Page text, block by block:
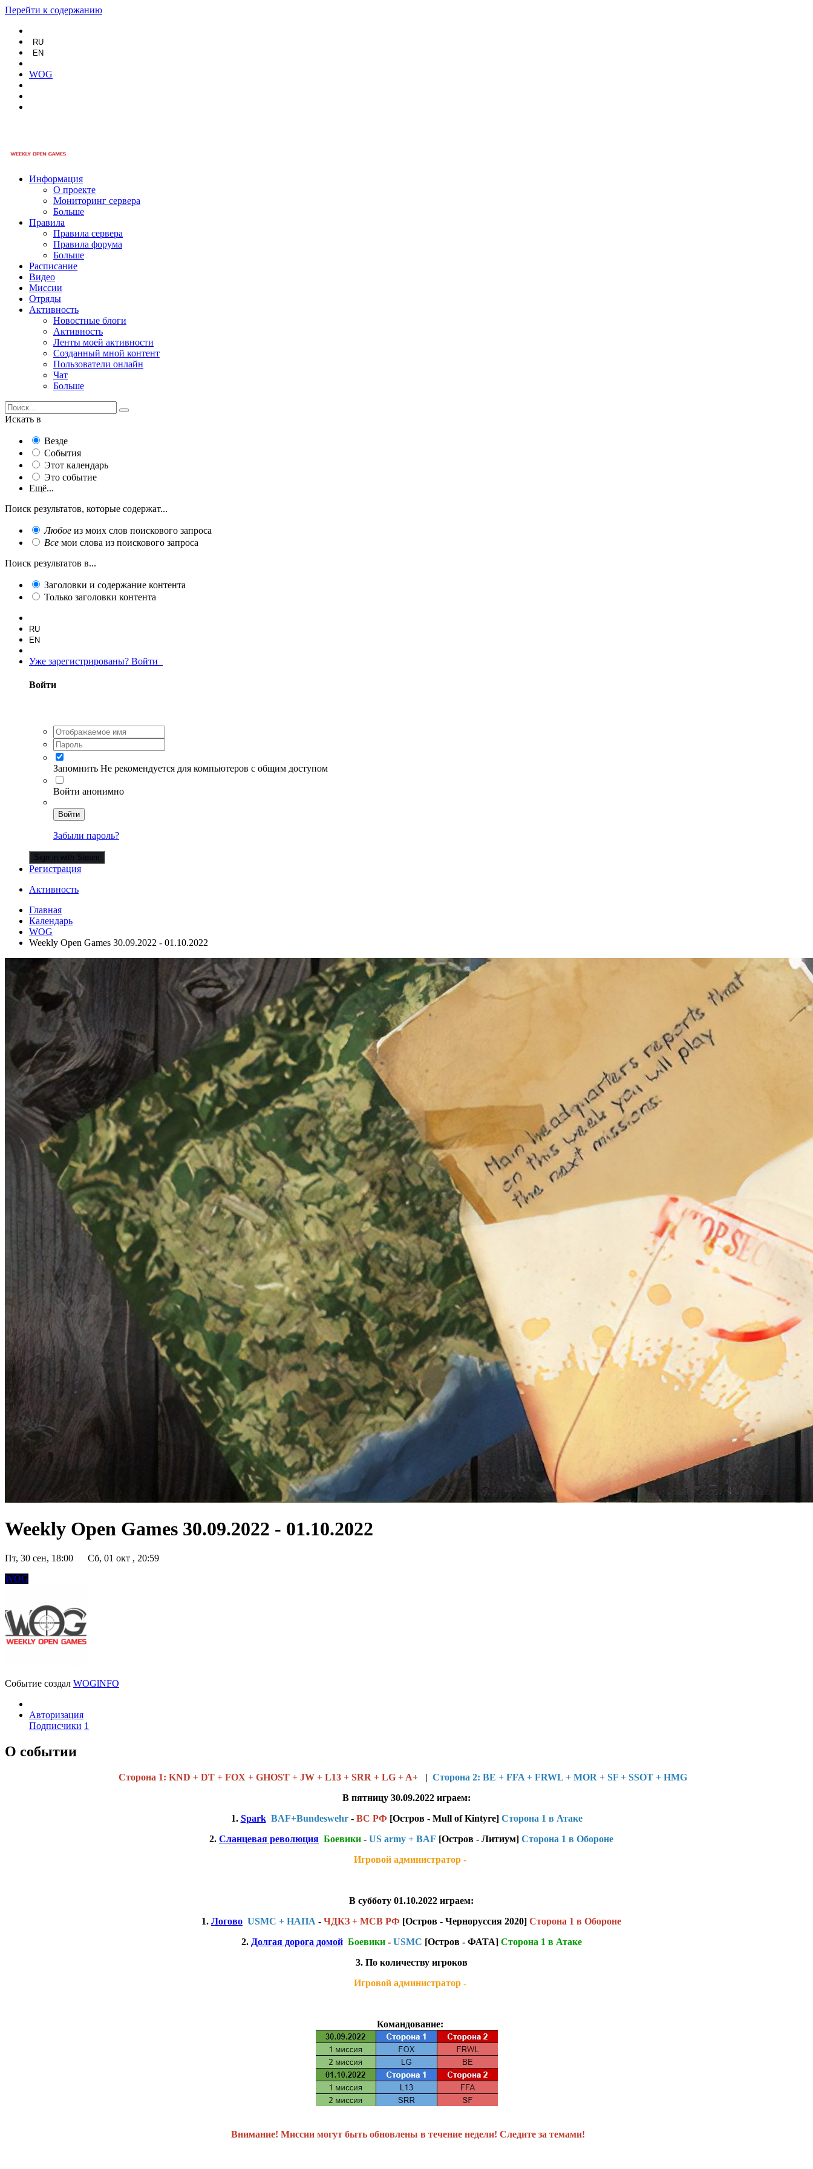
Перейти к содержанию
RU
EN
WOG
Информация
О проекте
Мониторинг сервера
Больше
Правила
Правила сервера
Правила форума
Больше
Расписание
Видео
Миссии
Отряды
Активность
Новостные блоги
Активность
Ленты моей активности
Созданный мной контент
Пользователи онлайн
Чат
Больше
Искать в
Везде
События
Этот календарь
Это событие
Ещё...
Поиск результатов, которые содержат...
Любое из моих слов поискового запроса
Все мои слова из поискового запроса
Поиск результатов в...
Заголовки и содержание контента
Только заголовки контента
RU
EN
Уже зарегистрированы? Войти
Войти
Запомнить Не рекомендуется для компьютеров с общим доступом
Войти анонимно
Войти
Забыли пароль?
Sign in with Steam
Регистрация
Активность
Главная
Календарь
WOG
Weekly Open Games 30.09.2022 - 01.10.2022
Weekly Open Games 30.09.2022 - 01.10.2022
Пт, 30 сен, 18:00
Сб, 01 окт , 20:59
WOG
Событие создал WOGlNFO
Авторизация
Подписчики 1
О событии
Cторона 1: KND + DT + FOX + GHOST + JW + L13 + SRR + LG + A+ | Сторона 2: BE + FFA + FRWL + MOR + SF + SSOT + HMG
В пятницу 30.09.2022 играем:
1. Spark BAF+Bundeswehr- ВС РФ [Остров - Mull of Kintyre] Сторона 1 в Атаке
2. Сланцевая революция Боевики - US army + BAF [Остров - Литиум] Сторона 1 в Обороне
Игровой администратор -
В субботу 01.10.2022 играем:
1. Логово USMC + НАПА - ЧДКЗ + МСВ РФ [Остров - Черноруссия 2020] Сторона 1 в Обороне
2. Долгая дорога домой Боевики- USMC [Остров - ФАТА] Сторона 1 в Атаке
3. По количеству игроков
Игровой администратор -
Командование:
Внимание! Миссии могут быть обновлены в течение недели! Следите за темами!